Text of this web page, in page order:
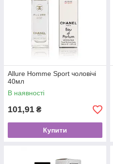
Allure Homme Sport чоловічі
40мл
В наявності
101,91 ₴
Купити